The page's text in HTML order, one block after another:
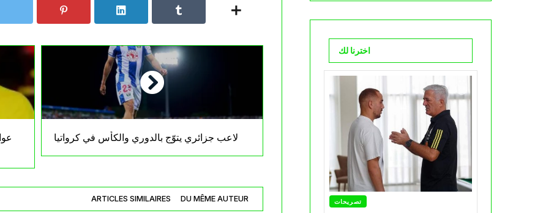
لاعب جزائري يتوّج بالدوري والكأس في كرواتيا
ARTICLES SIMILAIRES DU MÊME AUTEUR
اخترنا لك
تصريحات